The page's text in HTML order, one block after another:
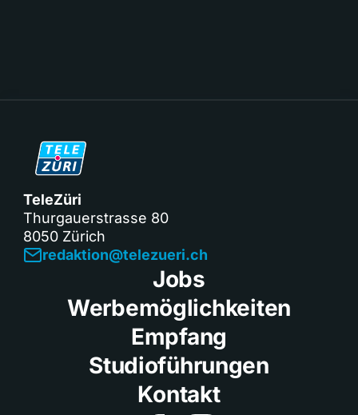
TeleZüri
Thurgauerstrasse 80
8050 Zürich
redaktion@telezueri.ch
Jobs
Werbemöglichkeiten
Empfang
Studioführungen
Kontakt